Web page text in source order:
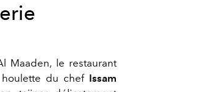
Maaden, le restaurant
du chef Issam